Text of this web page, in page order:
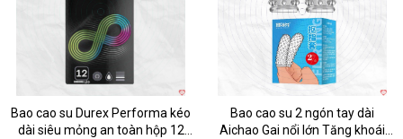
Bao cao su Durex Performa kéo
dài siêu mỏng an toàn hộp 12
Bao cao su 2 ngón tay dài
Aichao Gai nổi lớn Tăng khoái